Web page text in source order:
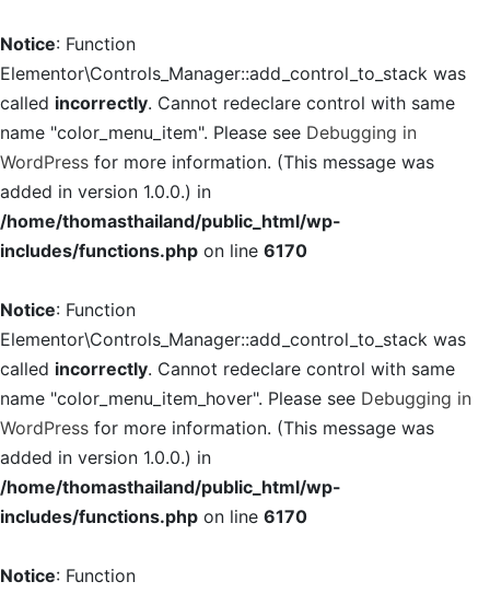
Notice: Function
Elementor\Controls_Manager::add_control_to_stack was
called incorrectly. Cannot redeclare control with same
name "color_menu_item". Please see Debugging in
WordPress for more information. (This message was
added in version 1.0.0.) in
/home/thomasthailand/public_html/wp-
includes/functions.php on line 6170
Notice: Function
Elementor\Controls_Manager::add_control_to_stack was
called incorrectly. Cannot redeclare control with same
name "color_menu_item_hover". Please see Debugging in
WordPress for more information. (This message was
added in version 1.0.0.) in
/home/thomasthailand/public_html/wp-
includes/functions.php on line 6170
Notice: Function